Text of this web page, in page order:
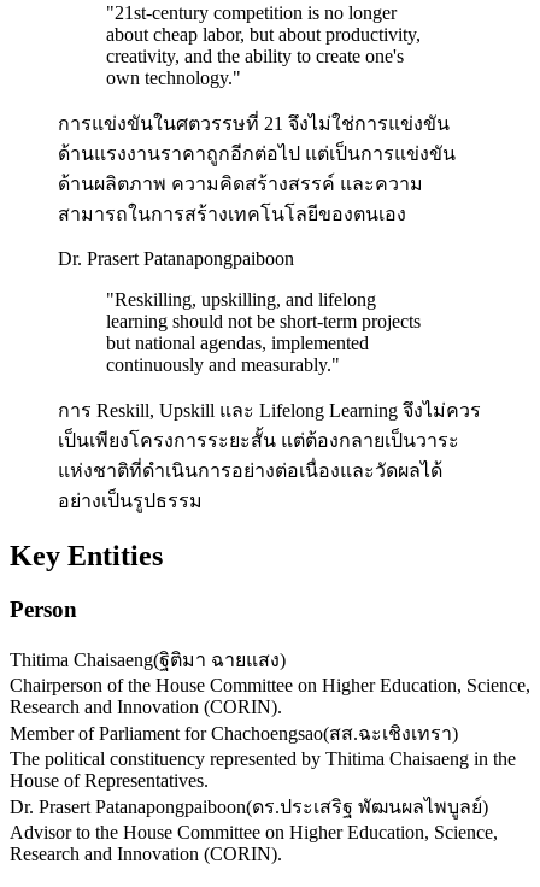
"21st-century competition is no longer
about cheap labor, but about productivity,
creativity, and the ability to create one's
own technology."
การแข่งขันในศตวรรษที่ 21 จึงไม่ใช่การแข่งขัน
ด้านแรงงานราคาถูกอีกต่อไป แต่เป็นการแข่งขัน
ด้านผลิตภาพ ความคิดสร้างสรรค์ และความ
สามารถในการสร้างเทคโนโลยีของตนเอง
Dr. Prasert Patanapongpaiboon
"Reskilling, upskilling, and lifelong
learning should not be short-term projects
but national agendas, implemented
continuously and measurably."
การ Reskill, Upskill และ Lifelong Learning จึงไม่ควร
เป็นเพียงโครงการระยะสั้น แต่ต้องกลายเป็นวาระ
แห่งชาติที่ดำเนินการอย่างต่อเนื่องและวัดผลได้
อย่างเป็นรูปธรรม
Key Entities
Person
Thitima Chaisaeng(ฐิติมา ฉายแสง)
Chairperson of the House Committee on Higher Education, Science,
Research and Innovation (CORIN).
Member of Parliament for Chachoengsao(สส.ฉะเชิงเทรา)
The political constituency represented by Thitima Chaisaeng in the
House of Representatives.
Dr. Prasert Patanapongpaiboon(ดร.ประเสริฐ พัฒนผลไพบูลย์)
Advisor to the House Committee on Higher Education, Science,
Research and Innovation (CORIN).